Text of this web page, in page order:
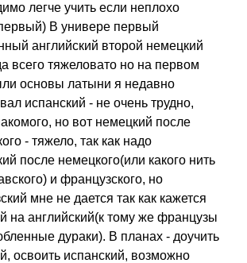
легче учить если неплохо
В универе первый
английский второй немецкий
всего тяжеловато но на первом
основы латыни я недавно
испанский - не очень трудно,
но вот немецкий после
- тяжело, так как надо
после немецкого(или какого нить
и французского, но
мне не дается так как кажется
на английский(к тому же французы
дураки). В планах - доучить
освоить испанский, возможно